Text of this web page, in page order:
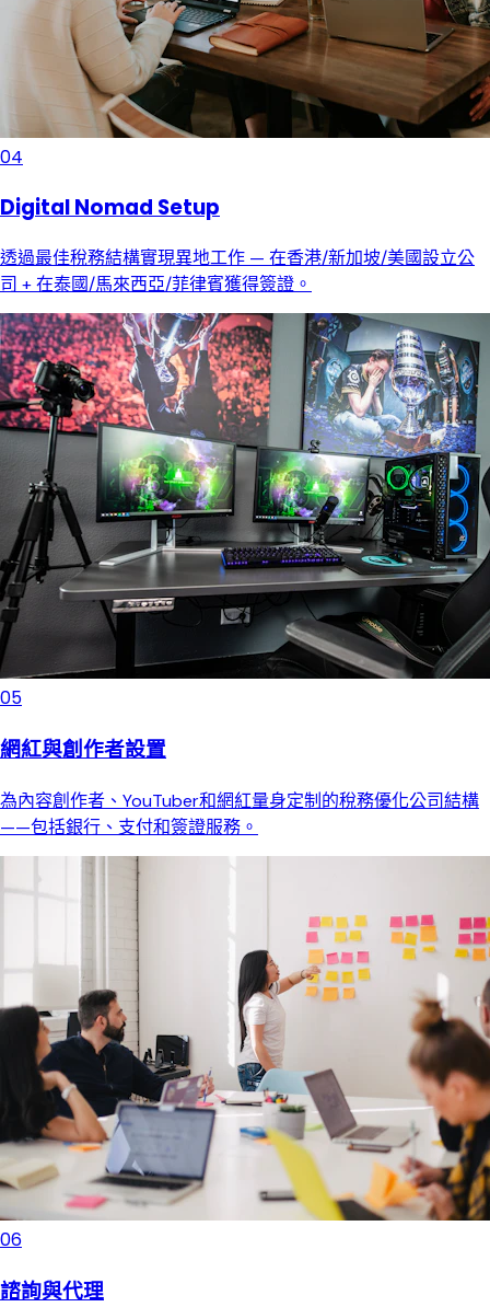
04
Digital Nomad Setup
透過最佳稅務結構實現異地工作 — 在香港/新加坡/美國設立公
司 + 在泰國/馬來西亞/菲律賓獲得簽證。
05
網紅與創作者設置
為內容創作者、YouTuber和網紅量身定制的稅務優化公司結構
——包括銀行、支付和簽證服務。
06
諮詢與代理